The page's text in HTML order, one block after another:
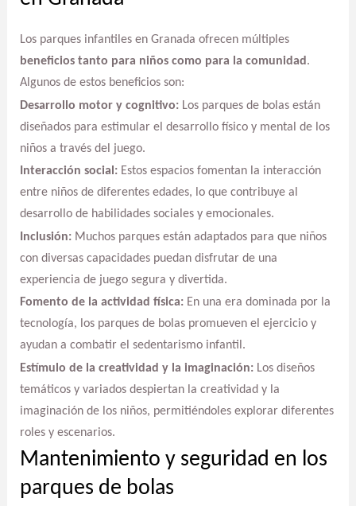
Los parques infantiles en Granada ofrecen múltiples
beneficios tanto para niños como para la comunidad .
Algunos de estos beneficios son:
Desarrollo motor y cognitivo:Los parques de bolas están
diseñados para estimular el desarrollo físico y mental de los
niños a través del juego.
Interacción social:Estos espacios fomentan la interacción
entre niños de diferentes edades, lo que contribuye al
desarrollo de habilidades sociales y emocionales.
Inclusión:Muchos parques están adaptados para que niños
con diversas capacidades puedan disfrutar de una
experiencia de juego segura y divertida.
Fomento de la actividad física:En una era dominada por la
tecnología, los parques de bolas promueven el ejercicio y
ayudan a combatir el sedentarismo infantil.
Estímulo de la creatividad y la imaginación:Los diseños
temáticos y variados despiertan la creatividad y la
imaginación de los niños, permitiéndoles explorar diferentes
roles y escenarios.
Mantenimiento y seguridad en los
parques de bolas